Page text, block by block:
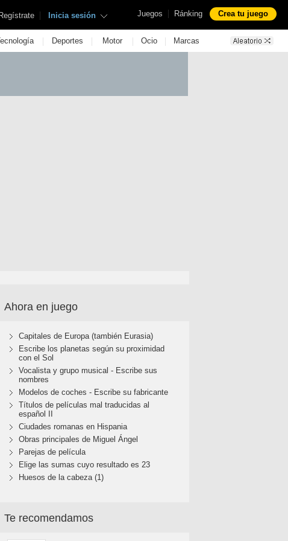
Juegos | Ránking Crea tu juego
Regístrate | Inicia sesión
| Deportes | Motor | Ocio | Marcas
Ahora en juego
Capitales de Europa (también Eurasia)
Escribe los planetas según su proximidad
con el Sol
Vocalista y grupo musical - Escribe sus
nombres
Modelos de coches - Escribe su fabricante
Títulos de películas mal traducidas al
español II
Ciudades romanas en Hispania
Obras principales de Miguel Ángel
Parejas de película
Elige las sumas cuyo resultado es 23
Huesos de la cabeza (1)
Te recomendamos